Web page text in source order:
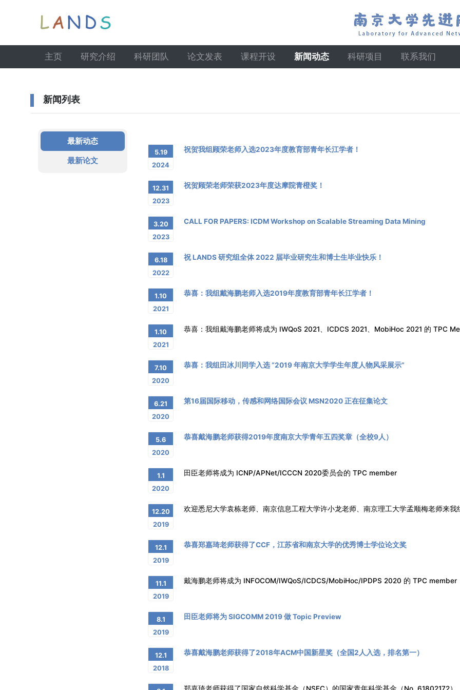
主页 研究介绍 科研团队 论文发表 课程开设 新闻动态 科研项目 联系我们
新闻列表
最新动态
最新论文
5.19
2024
祝贺我组顾荣老师入选2023年度教育部青年长江学者！
12.31
2023
祝贺顾荣老师荣获2023年度达摩院青橙奖！
3.20
2023
CALL FOR PAPERS: ICDM Workshop on Scalable Streaming Data Mining
6.18
2022
祝 LANDS 研究组全体 2022 届毕业研究生和博士生毕业快乐！
1.10
2021
恭喜：我组戴海鹏老师入选2019年度教育部青年长江学者！
1.10
2021
恭喜：我组戴海鹏老师将成为 IWQoS 2021、ICDCS 2021、MobiHoc 2021 的 TPC
7.10
2020
恭喜：我组田冰川同学入选 “2019 年南京大学学生年度人物风采展示”
6.21
2020
第16届国际移动，传感和网络国际会议 MSN2020 正在征集论文
5.6
2020
恭喜戴海鹏老师获得2019年度南京大学青年五四奖章（全校9人）
1.1
2020
田臣老师将成为 ICNP/APNet/ICCCN 2020委员会的 TPC member
12.20
2019
欢迎悉尼大学袁栋老师、南京信息工程大学许小龙老师、南京理工大学孟顺梅老师来我
12.1
2019
恭喜郑嘉琦老师获得了CCF，江苏省和南京大学的优秀博士学位论文奖
11.1
2019
戴海鹏老师将成为 INFOCOM/IWQoS/ICDCS/MobiHoc/IPDPS 2020 的 TPC member
8.1
2019
田臣老师将为 SIGCOMM 2019 做 Topic Preview
12.1
2018
恭喜戴海鹏老师获得了2018年ACM中国新星奖（全国2人入选，排名第一）
郑嘉琦老师获得了国家自然科学基金（NSFC）的国家青年科学基金（No. 61802172）